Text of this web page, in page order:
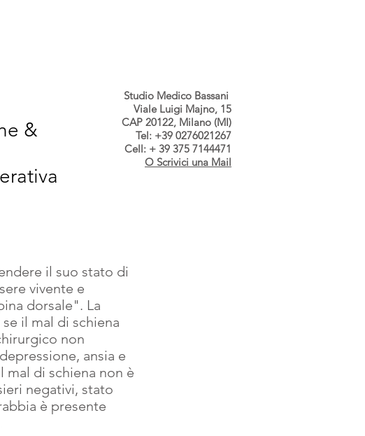
&
Studio Medico Bassani
Viale Luigi Majno, 15
CAP 20122, Milano (MI)
Tel: +39 0276021267
Cell: + 39 375 7144471
O Scrivici una Mail
il suo stato di
vivente e
dorsale". La
il mal di schiena
non
ansia e
di schiena non è
negativi, stato
è presente